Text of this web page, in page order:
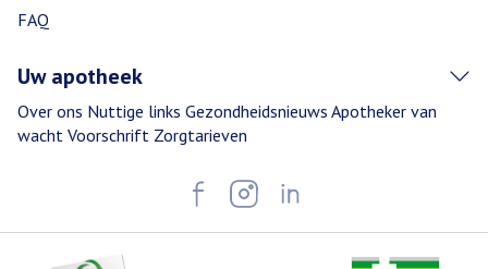
FAQ
Uw apotheek
Over ons Nuttige links Gezondheidsnieuws Apotheker van
wacht Voorschrift Zorgtarieven